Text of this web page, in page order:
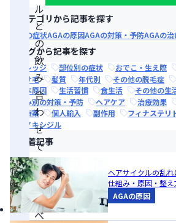
ル
と
の
飲
み
合
わ
せ
で
避
け
る
べ
カテゴリから記事を探す
AGAの症状AGAの原因AGAの対策・予防AGAの治
タグから記事を探す
ナレッジ 部位別の症状 おでこ・生え際
抜け毛
髪質 年代別 その他の脱毛症
根本原因
生活習慣 食生活 その他の生
悩み別の対策・予防
ヘアケア 治療効果
治療薬
個人輸入 副作用 フィナステリ
ミノキシジル
新着記事
ヘアサイクルの乱
仕組み・原因・整
AGAの原因